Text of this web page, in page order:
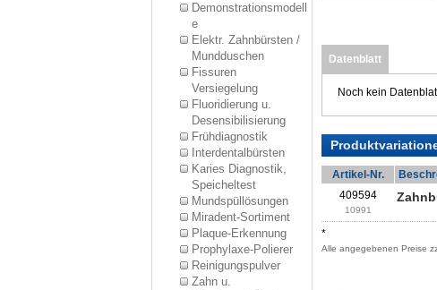
Demonstrationsmodell
e
Elektr. Zahnbürsten /
Mundduschen
Fissuren
Versiegelung
Fluoridierung u.
Desensibilisierung
Frühdiagnostik
Interdentalbürsten
Karies Diagnostik,
Speicheltest
Mundspüllösungen
Miradent-Sortiment
Plaque-Erkennung
Prophylaxe-Polierer
Reinigungspulver
Zahn u.
Datenblatt
Noch kein
Artikel-Nr.
409594
10991
*
Alle angegebenen Preise